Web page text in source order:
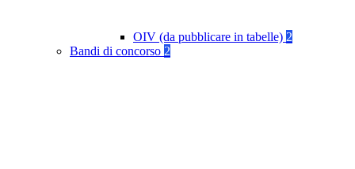
OIV (da pubblicare in tabelle) 2
Bandi di concorso 2